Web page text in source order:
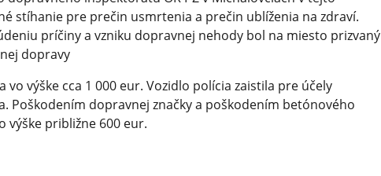
stíhanie pre prečin usmrtenia a prečin ublíženia na zdraví.
príčiny a vzniku dopravnej nehody bol na miesto prizvaný
dopravy
vo výške cca 1 000 eur. Vozidlo polícia zaistila pre účely
Poškodením dopravnej značky a poškodením betónového
výške približne 600 eur.